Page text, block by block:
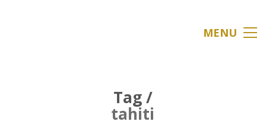
MENU
Tag /
tahiti